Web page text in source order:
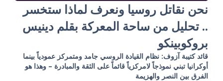
نحن نقاتل روسيا ونعرف لماذا ستخسر
.. تحليل من ساحة المعركة بقلم دينيس
بروكوبينكو
قائد كتيبة آزوف: نظام القيادة الروسي جامد ومتمركز عمودياً بينما
أوكرانيا تبني نموذجاً لامركزياً قائماً على الثقة والمبادرة – وهذا هو
الفرق بين النصر والهزيمة